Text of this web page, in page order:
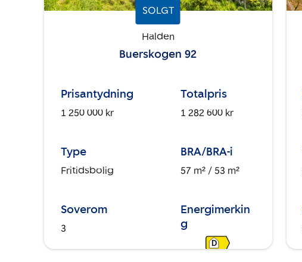
SOLGT
Halden
Buerskogen 92
Prisantydning
1 250 000 kr
Totalpris
1 282 600 kr
Type
Fritidsbolig
BRA/BRA-i
57 m² / 53 m²
Soverom
3
Energimerkin
g
D